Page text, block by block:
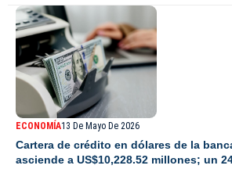
ECONOMÍA13 De Mayo De 2026
Cartera de crédito en dólares de la
asciende a US$10,228.52 millones; un